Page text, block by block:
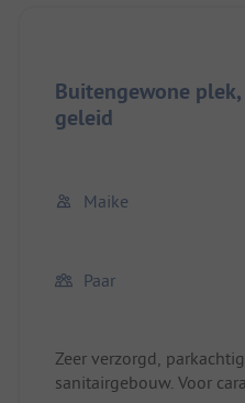
Buitengewone
geleid
Maike
Paar
Zeer verzorgd,
sanitairgebouw. Voor